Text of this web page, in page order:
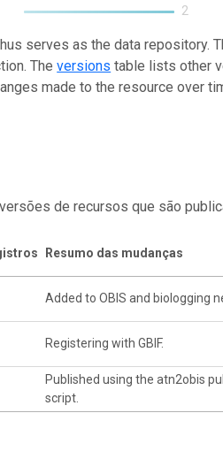
2
serves as the data repository.
Theversions table lists other
made to the resource over
de recursos que são
Resumo das mudanças
Added to OBIS and biologging
Registering with GBIF.
Published using the atn2obis
script.